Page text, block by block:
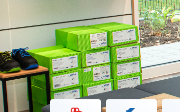
Dienstleistung
Gesundheit
Freizeit
Stellenanzeigen
Online Shops